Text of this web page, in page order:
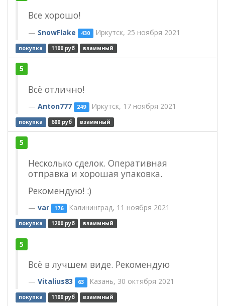
Все хорошо!
SnowFlake 430 Иркутск, 25 ноября 2021
покупка 1100 руб взаимный
5
Всё отлично!
Anton777 249 Иркутск, 17 ноября 2021
покупка 600 руб взаимный
5
Несколько сделок. Оперативная
отправка и хорошая упаковка.
Рекомендую! :)
var 176 Калининград, 11 ноября 2021
покупка 1200 руб взаимный
5
Всё в лучшем виде. Рекомендую
Vitalius83 63 Казань, 30 октября 2021
покупка 1100 руб взаимный